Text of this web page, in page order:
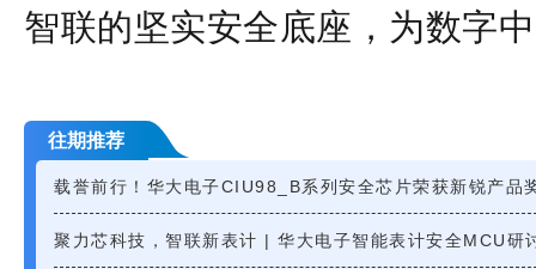
智联的坚实安全底座，为数字
往期推荐
载誉前行！华大电子CIU98_B系列安全芯片荣获新锐产品
聚力芯科技，智联新表计 | 华大电子智能表计安全MCU研